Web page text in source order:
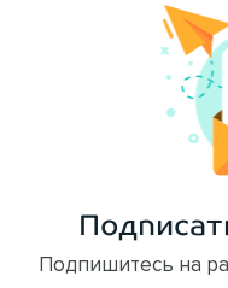
Подпишитесь на